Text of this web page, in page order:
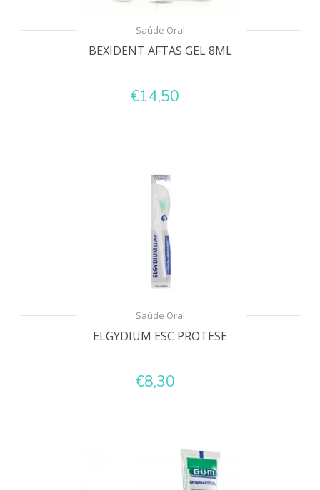
Saúde Oral
BEXIDENT AFTAS GEL 8ML
€14,50
Saúde Oral
ELGYDIUM ESC PROTESE
€8,30